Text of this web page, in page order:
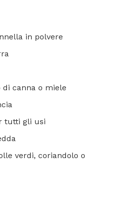
in polvere
canna o miele
tutti gli usi
verdi, coriandolo o